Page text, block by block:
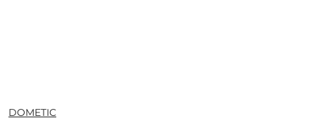
NAZWA
PRODUCENTA:
DOMETIC